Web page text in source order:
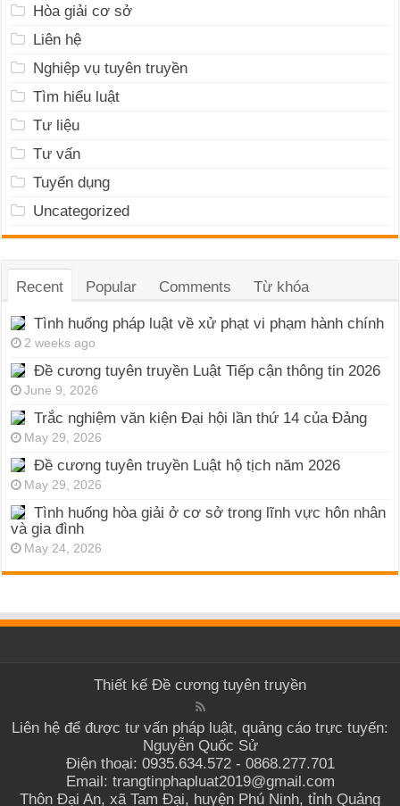
Hòa giải cơ sở
Liên hệ
Nghiệp vụ tuyên truyền
Tìm hiểu luật
Tư liệu
Tư vấn
Tuyển dụng
Uncategorized
Recent Popular Comments Từ khóa
Tình huống pháp luật về xử phạt vi phạm hành chính
2 weeks ago
Đề cương tuyên truyền Luật Tiếp cận thông tin 2026
June 9, 2026
Trắc nghiệm văn kiện Đại hội lần thứ 14 của Đảng
May 29, 2026
Đề cương tuyên truyền Luật hộ tịch năm 2026
May 29, 2026
Tình huống hòa giải ở cơ sở trong lĩnh vực hôn nhân
và gia đình
May 24, 2026
Thiết kế Đề cương tuyên truyền
Liên hệ để được tư vấn pháp luật, quảng cáo trực tuyến:
Nguyễn Quốc Sử
Điện thoại: 0935.634.572 - 0868.277.701
Email: trangtinphapluat2019@gmail.com
Thôn Đại An, xã Tam Đại, huyện Phú Ninh, tỉnh Quảng